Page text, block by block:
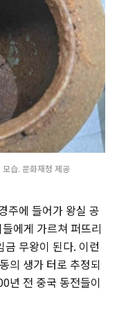
습. 문화재청 제공
주에 들어가 왕실 공
에게 가르쳐 퍼뜨리
무왕이 된다. 이런
의 생가 터로 추정되
년 전 중국 동전들이